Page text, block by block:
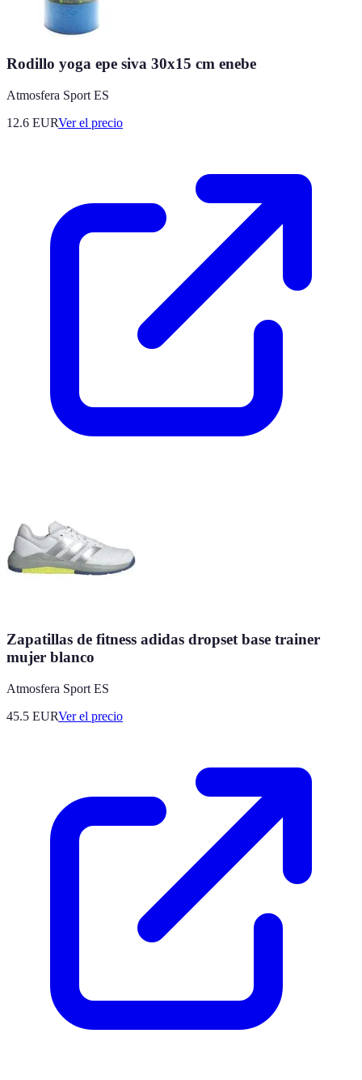
Rodillo yoga epe siva 30x15 cm enebe
Atmosfera Sport ES
12.6 EURVer el precio
Zapatillas de fitness adidas dropset base trainer
mujer blanco
Atmosfera Sport ES
45.5 EURVer el precio